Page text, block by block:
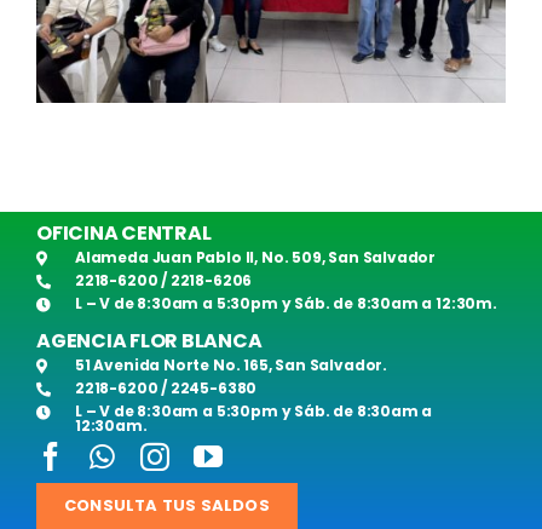
OFICINA CENTRAL
Alameda Juan Pablo II, No. 509, San Salvador
2218-6200 / 2218-6206
L – V de 8:30am a 5:30pm y Sáb. de 8:30am a 12:30m.
AGENCIA FLOR BLANCA
51 Avenida Norte No. 165, San Salvador.
2218-6200 / 2245-6380
L – V de 8:30am a 5:30pm y Sáb. de 8:30am a
12:30am.
CONSULTA TUS SALDOS